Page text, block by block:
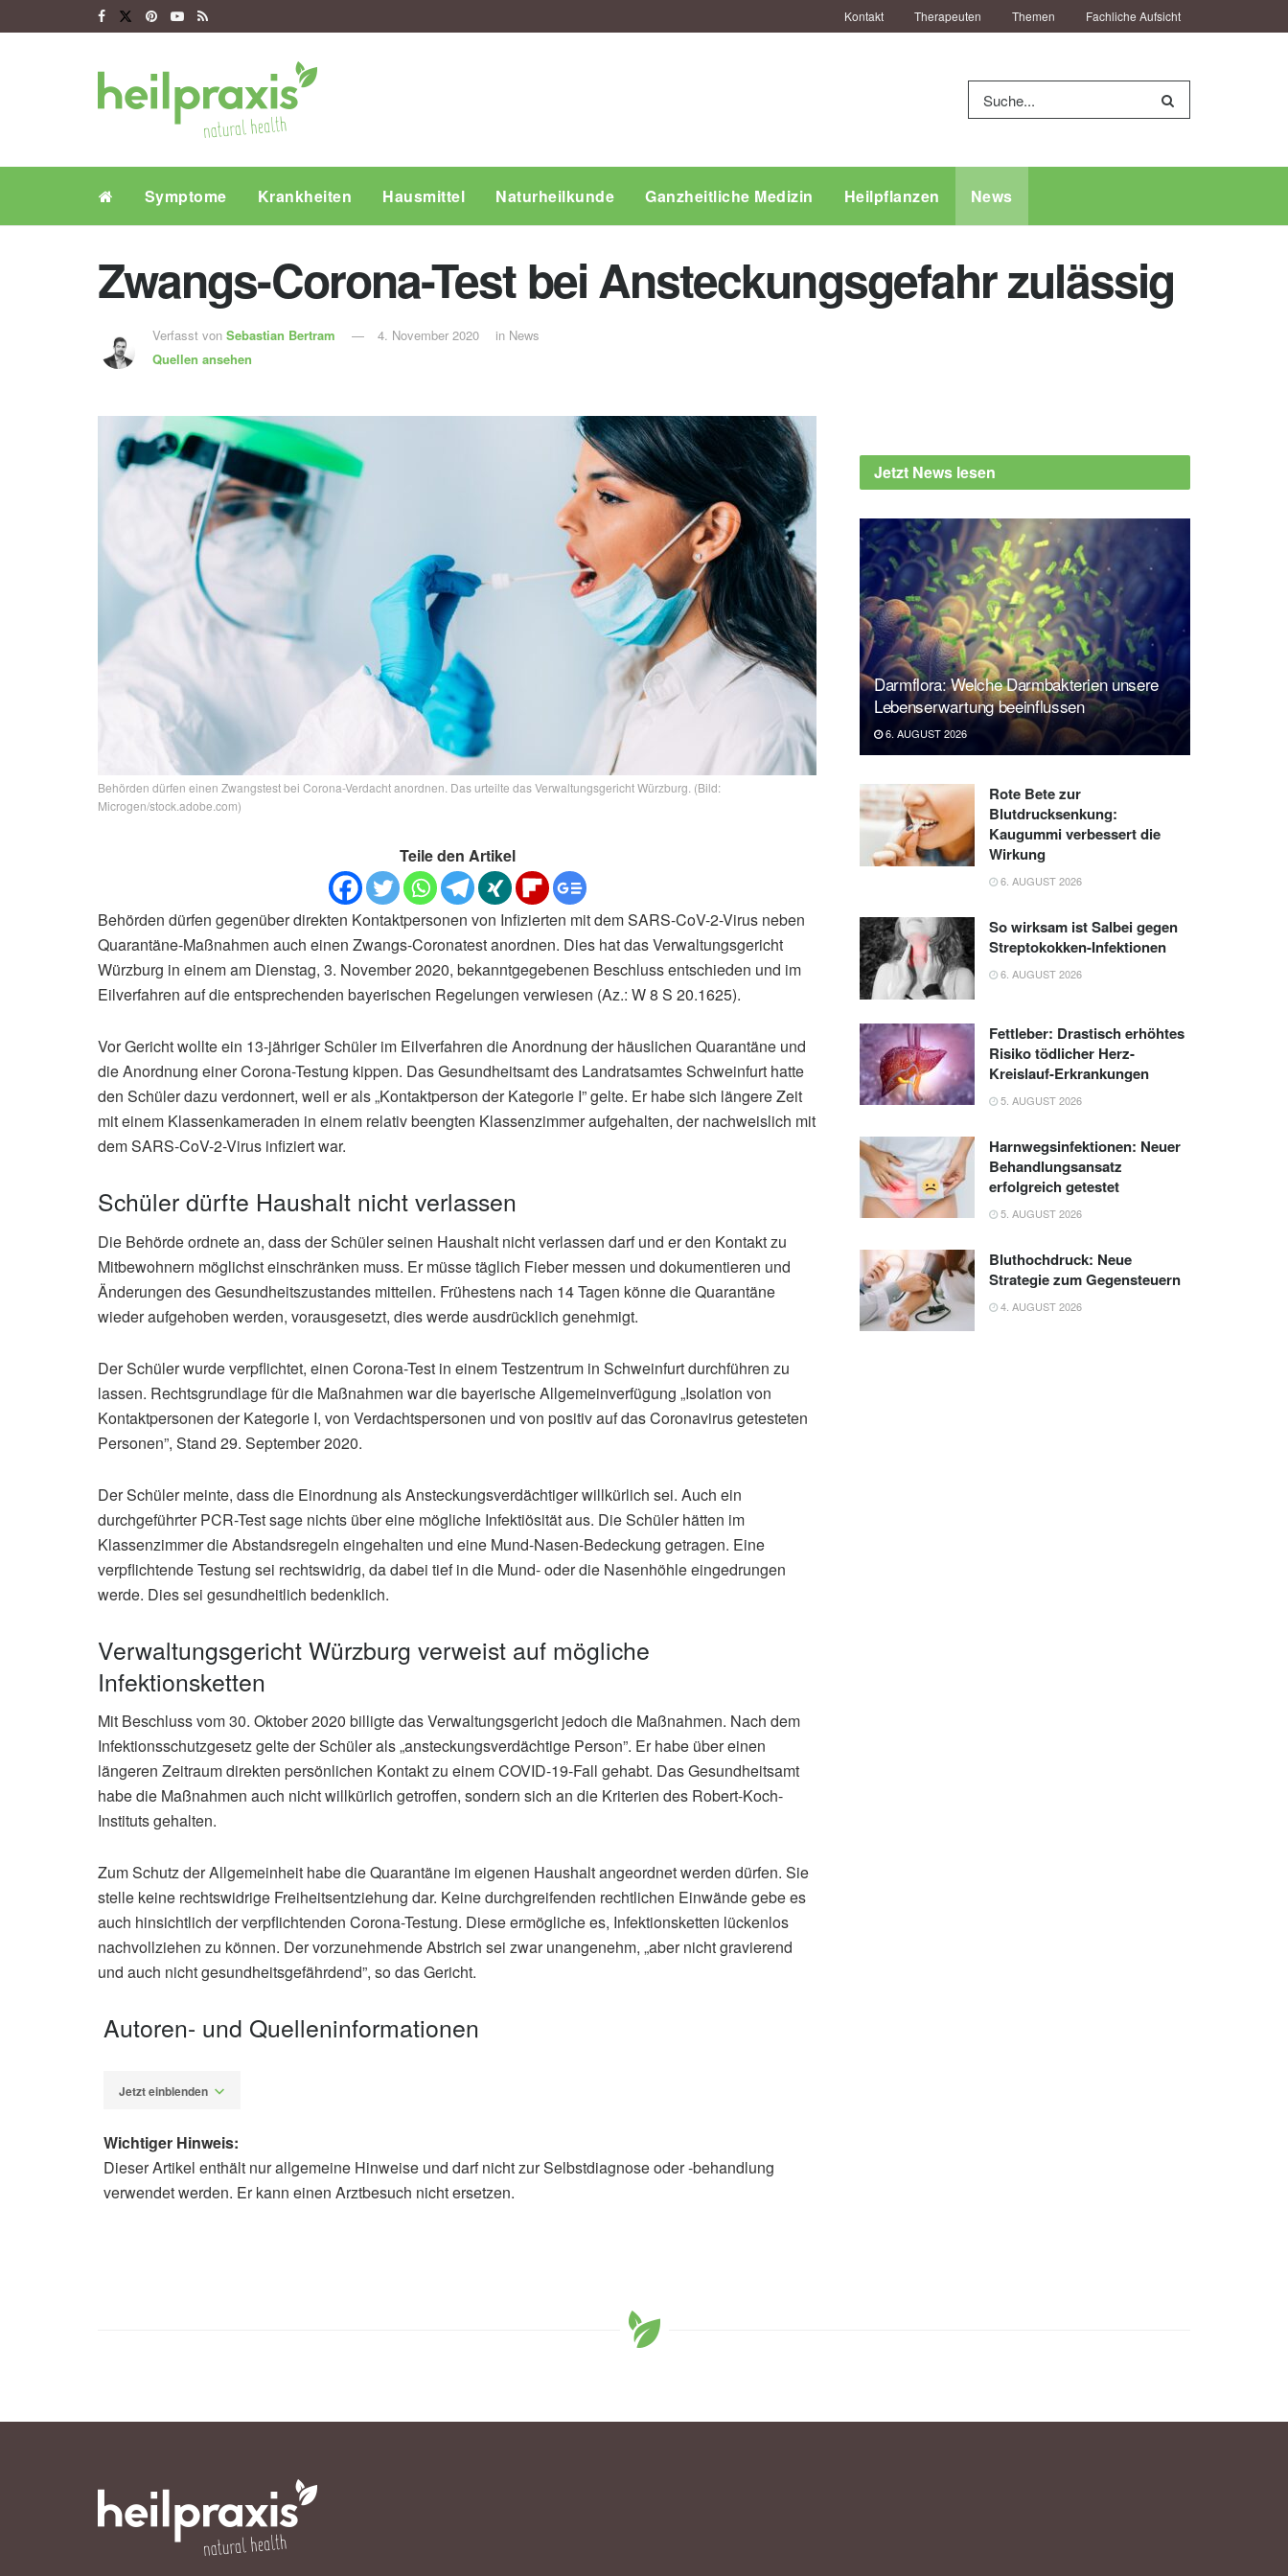
Kontakt Therapeuten Themen Fachliche Aufsicht
Symptome Krankheiten Hausmittel Naturheilkunde Ganzheitliche Medizin Heilpflanzen News
Zwangs-Corona-Test bei Ansteckungsgefahr zulässig
Verfasst von Sebastian Bertram
Quellen ansehen
4. November 2020 in News
Behörden dürfen einen Zwangstest bei Corona-Verdacht anordnen. Das urteilte das Verwaltungsgericht Würzburg. (Bild:
Microgen/stock.adobe.com)
Teile den Artikel
Behörden dürfen gegenüber direkten Kontaktpersonen von Infizierten mit dem SARS-CoV-2-Virus neben
Quarantäne-Maßnahmen auch einen Zwangs-Coronatest anordnen. Dies hat das Verwaltungsgericht
Würzburg in einem am Dienstag, 3. November 2020, bekanntgegebenen Beschluss entschieden und im
Eilverfahren auf die entsprechenden bayerischen Regelungen verwiesen (Az.: W 8 S 20.1625).
Vor Gericht wollte ein 13-jähriger Schüler im Eilverfahren die Anordnung der häuslichen Quarantäne und
die Anordnung einer Corona-Testung kippen. Das Gesundheitsamt des Landratsamtes Schweinfurt hatte
den Schüler dazu verdonnert, weil er als „Kontaktperson der Kategorie I” gelte. Er habe sich längere Zeit
mit einem Klassenkameraden in einem relativ beengten Klassenzimmer aufgehalten, der nachweislich mit
dem SARS-CoV-2-Virus infiziert war.
Schüler dürfte Haushalt nicht verlassen
Die Behörde ordnete an, dass der Schüler seinen Haushalt nicht verlassen darf und er den Kontakt zu
Mitbewohnern möglichst einschränken muss. Er müsse täglich Fieber messen und dokumentieren und
Änderungen des Gesundheitszustandes mitteilen. Frühestens nach 14 Tagen könne die Quarantäne
wieder aufgehoben werden, vorausgesetzt, dies werde ausdrücklich genehmigt.
Der Schüler wurde verpflichtet, einen Corona-Test in einem Testzentrum in Schweinfurt durchführen zu
lassen. Rechtsgrundlage für die Maßnahmen war die bayerische Allgemeinverfügung „Isolation von
Kontaktpersonen der Kategorie I, von Verdachtspersonen und von positiv auf das Coronavirus getesteten
Personen”, Stand 29. September 2020.
Der Schüler meinte, dass die Einordnung als Ansteckungsverdächtiger willkürlich sei. Auch ein
durchgeführter PCR-Test sage nichts über eine mögliche Infektiösität aus. Die Schüler hätten im
Klassenzimmer die Abstandsregeln eingehalten und eine Mund-Nasen-Bedeckung getragen. Eine
verpflichtende Testung sei rechtswidrig, da dabei tief in die Mund- oder die Nasenhöhle eingedrungen
werde. Dies sei gesundheitlich bedenklich.
Verwaltungsgericht Würzburg verweist auf mögliche
Infektionsketten
Mit Beschluss vom 30. Oktober 2020 billigte das Verwaltungsgericht jedoch die Maßnahmen. Nach dem
Infektionsschutzgesetz gelte der Schüler als „ansteckungsverdächtige Person”. Er habe über einen
längeren Zeitraum direkten persönlichen Kontakt zu einem COVID-19-Fall gehabt. Das Gesundheitsamt
habe die Maßnahmen auch nicht willkürlich getroffen, sondern sich an die Kriterien des Robert-Koch-
Instituts gehalten.
Zum Schutz der Allgemeinheit habe die Quarantäne im eigenen Haushalt angeordnet werden dürfen. Sie
stelle keine rechtswidrige Freiheitsentziehung dar. Keine durchgreifenden rechtlichen Einwände gebe es
auch hinsichtlich der verpflichtenden Corona-Testung. Diese ermögliche es, Infektionsketten lückenlos
nachvollziehen zu können. Der vorzunehmende Abstrich sei zwar unangenehm, „aber nicht gravierend
und auch nicht gesundheitsgefährdend”, so das Gericht.
Autoren- und Quelleninformationen
Jetzt einblenden
Sebastian Bertram
Wichtiger Hinweis:
Dieser Artikel enthält nur allgemeine Hinweise und darf nicht zur Selbstdiagnose oder -behandlung
verwendet werden. Er kann einen Arztbesuch nicht ersetzen.
Jetzt News lesen
Darmflora: Welche Darmbakterien unsere
Lebenserwartung beeinflussen
6. AUGUST 2026
Rote Bete zur
Blutdrucksenkung:
Kaugummi verbessert die
Wirkung
6. AUGUST 2026
So wirksam ist Salbei gegen
Streptokokken-Infektionen
6. AUGUST 2026
Fettleber: Drastisch erhöhtes
Risiko tödlicher Herz-
Kreislauf-Erkrankungen
5. AUGUST 2026
Harnwegsinfektionen: Neuer
Behandlungsansatz
erfolgreich getestet
5. AUGUST 2026
Bluthochdruck: Neue
Strategie zum Gegensteuern
4. AUGUST 2026